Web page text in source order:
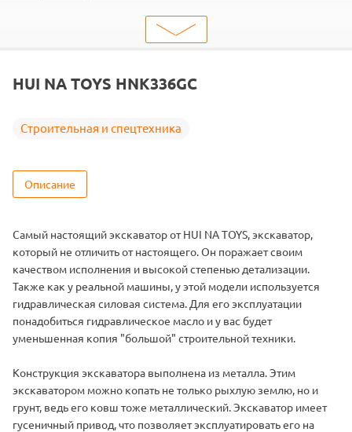
1
0.068
Тип
Строительная и спецтехника
Масштаб
HUI NA TOYS HNK336GC
Строительная и спецтехника
Описание
Самый настоящий экскаватор от HUI NA TOYS, экскаватор,
который не отличить от настоящего. Он поражает своим
качеством исполнения и высокой степенью детализации.
Также как у реальной машины, у этой модели используется
гидравлическая силовая система. Для его эксплуатации
понадобиться гидравлическое масло и у вас будет
уменьшенная копия "большой" строительной техники.
Конструкция экскаватора выполнена из металла. Этим
экскаватором можно копать не только рыхлую землю, но и
грунт, ведь его ковш тоже металлический. Экскаватор имеет
гусеничный привод, что позволяет эксплуатировать его на